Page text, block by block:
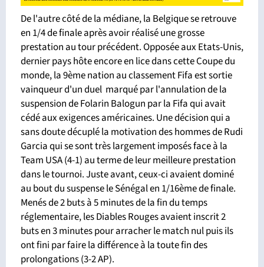
De l'autre côté de la médiane, la Belgique se retrouve
en 1/4 de finale après avoir réalisé une grosse
prestation au tour précédent. Opposée aux Etats-Unis,
dernier pays hôte encore en lice dans cette Coupe du
monde, la 9ème nation au classement Fifa est sortie
vainqueur d'un duel marqué par l'annulation de la
suspension de Folarin Balogun par la Fifa qui avait
cédé aux exigences américaines. Une décision qui a
sans doute décuplé la motivation des hommes de Rudi
Garcia qui se sont très largement imposés face à la
Team USA (4-1) au terme de leur meilleure prestation
dans le tournoi. Juste avant, ceux-ci avaient dominé
au bout du suspense le Sénégal en 1/16ème de finale.
Menés de 2 buts à 5 minutes de la fin du temps
réglementaire, les Diables Rouges avaient inscrit 2
buts en 3 minutes pour arracher le match nul puis ils
ont fini par faire la différence à la toute fin des
prolongations (3-2 AP).